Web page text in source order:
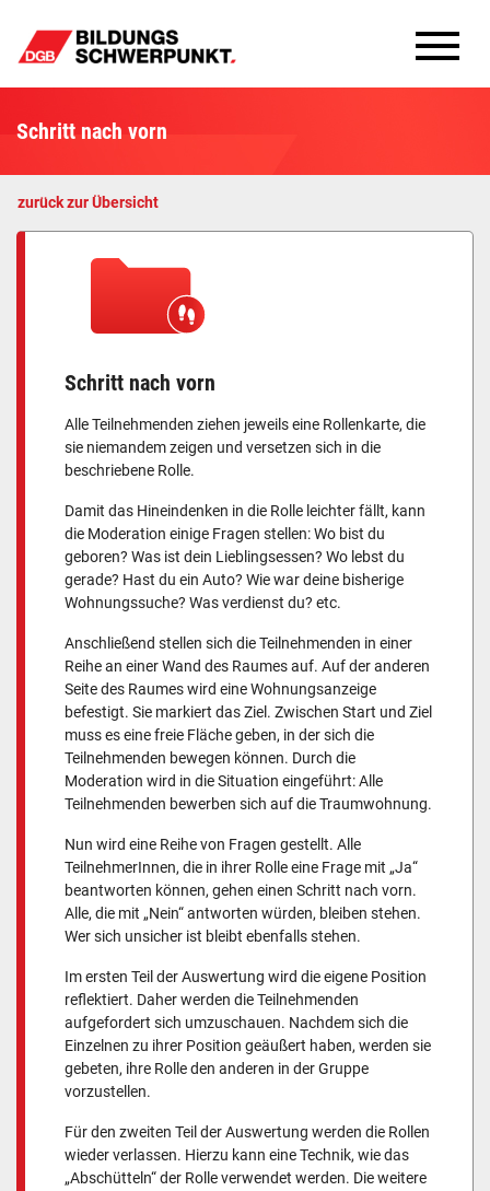
Infomaterial
Methoden
Schritt nach vorn
zurück zur Übersicht
Schritt nach vorn
Alle Teilnehmenden ziehen jeweils eine Rollenkarte, die
sie niemandem zeigen und versetzen sich in die
beschriebene Rolle.
Damit das Hineindenken in die Rolle leichter fällt, kann
die Moderation einige Fragen stellen: Wo bist du
geboren? Was ist dein Lieblingsessen? Wo lebst du
gerade? Hast du ein Auto? Wie war deine bisherige
Wohnungssuche? Was verdienst du? etc.
Anschließend stellen sich die Teilnehmenden in einer
Reihe an einer Wand des Raumes auf. Auf der anderen
Seite des Raumes wird eine Wohnungsanzeige
befestigt. Sie markiert das Ziel. Zwischen Start und Ziel
muss es eine freie Fläche geben, in der sich die
Teilnehmenden bewegen können. Durch die
Moderation wird in die Situation eingeführt: Alle
Teilnehmenden bewerben sich auf die Traumwohnung.
Nun wird eine Reihe von Fragen gestellt. Alle
TeilnehmerInnen, die in ihrer Rolle eine Frage mit „Ja“
beantworten können, gehen einen Schritt nach vorn.
Alle, die mit „Nein“ antworten würden, bleiben stehen.
Wer sich unsicher ist bleibt ebenfalls stehen.
Im ersten Teil der Auswertung wird die eigene Position
reflektiert. Daher werden die Teilnehmenden
aufgefordert sich umzuschauen. Nachdem sich die
Einzelnen zu ihrer Position geäußert haben, werden sie
gebeten, ihre Rolle den anderen in der Gruppe
vorzustellen.
Für den zweiten Teil der Auswertung werden die Rollen
wieder verlassen. Hierzu kann eine Technik, wie das
„Abschütteln“ der Rolle verwendet werden. Die weitere